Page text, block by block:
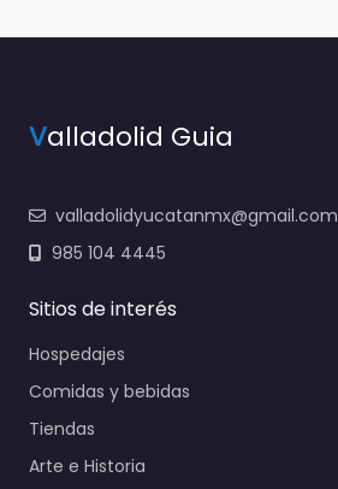
Valladolid Guia
valladolidyucatanmx@gmail.com
985 104 4445
Sitios de interés
Hospedajes
Comidas y bebidas
Tiendas
Arte e Historia